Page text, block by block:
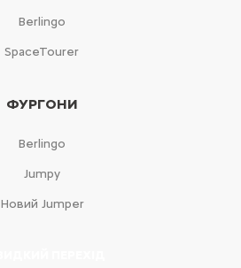
Berlingo
SpaceTourer
ФУРГОНИ
Berlingo
Jumpy
Новий Jumper